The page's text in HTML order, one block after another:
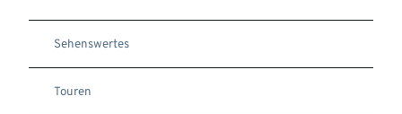
Sehenswertes
Touren